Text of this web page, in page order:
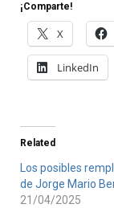
¡Comparte!
X
LinkedIn
Related
Los posibles
de Jorge Mario
21/04/2025